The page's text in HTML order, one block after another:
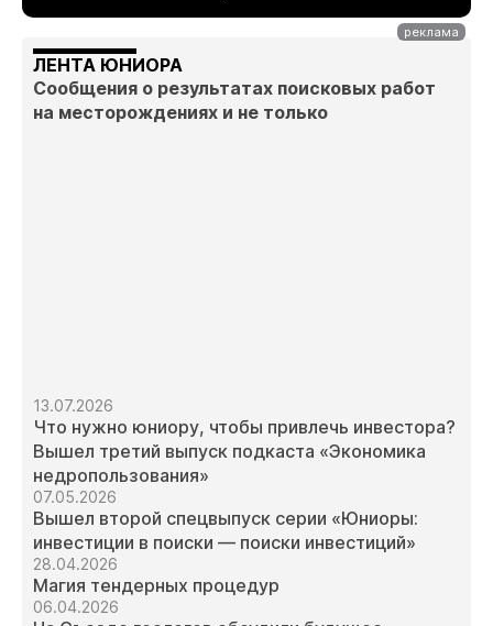
ЛЕНТА ЮНИОРА
Сообщения о результатах поисковых работ
на месторождениях и не только
13.07.2026
Что нужно юниору, чтобы привлечь инвестора?
Вышел третий выпуск подкаста «Экономика
недропользования»
07.05.2026
Вышел второй спецвыпуск серии «Юниоры:
инвестиции в поиски — поиски инвестиций»
28.04.2026
Магия тендерных процедур
06.04.2026